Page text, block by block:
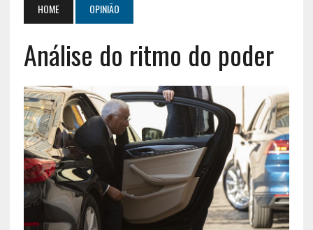
HOME OPINIÃO
Análise do ritmo do poder